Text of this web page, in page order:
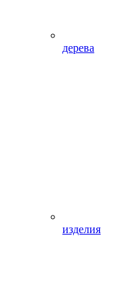
дерева
изделия